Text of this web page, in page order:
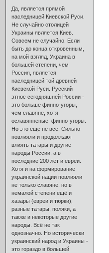
Да, является прямой
наследницей Киевской Руси.
Не случайно столицей
Украины является Киев.
Совсем не случайно. Если
быть до конца откровенным,
на мой взгляд, Украина в
большей степени, чем
Россия, является
наследницей той древней
Киевской Руси. Русский
этнос сегодняшней России -
это больше финно-угоры,
чем славяне, хотя
ославянненые финно-угоры.
Но это ещё не всё. Сильно
повлияли и продолжают
влиять татары и другие
народы России, а в
последние 200 лет и евреи.
Хотя и на формирование
украинской нации повлияли
не только славяне, но в
немалой степени ещё и
хазары (евреи и тюрки),
разные татары, поляки, а
также и некоторые другие
народы. Всё не так
однозначно. Но исторически
украинский народ и Украины -
это гораздо в большей